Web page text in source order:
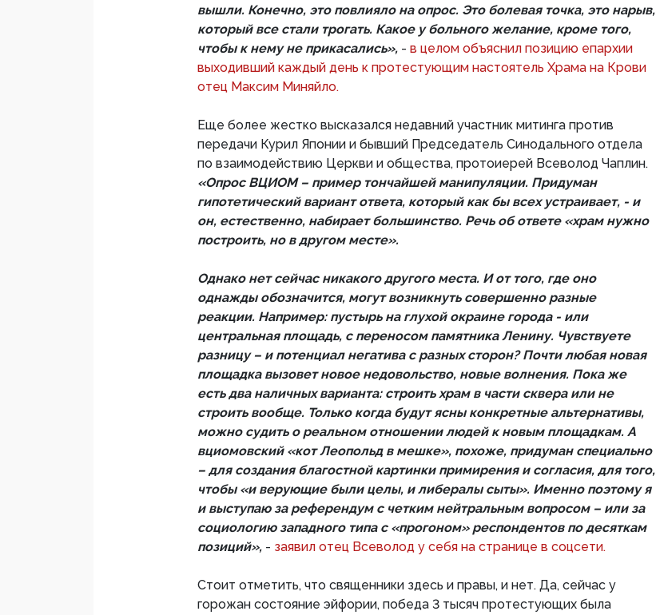
вышли. Конечно, это повлияло на опрос. Это болевая точка, это нарыв,
который все стали трогать. Какое у больного желание, кроме того,
чтобы к нему не прикасались», - в целом объяснил позицию епархии
выходивший каждый день к протестующим настоятель Храма на Крови
отец Максим Миняйло.
Еще более жестко высказался недавний участник митинга против
передачи Курил Японии и бывший Председатель Синодального отдела
по взаимодействию Церкви и общества, протоиерей Всеволод Чаплин.
«Опрос ВЦИОМ – пример тончайшей манипуляции. Придуман
гипотетический вариант ответа, который как бы всех устраивает, - и
он, естественно, набирает большинство. Речь об ответе «храм нужно
построить, но в другом месте».
Однако нет сейчас никакого другого места. И от того, где оно
однажды обозначится, могут возникнуть совершенно разные
реакции. Например: пустырь на глухой окраине города - или
центральная площадь, с переносом памятника Ленину. Чувствуете
разницу – и потенциал негатива с разных сторон? Почти любая новая
площадка вызовет новое недовольство, новые волнения. Пока же
есть два наличных варианта: строить храм в части сквера или не
строить вообще. Только когда будут ясны конкретные альтернативы,
можно судить о реальном отношении людей к новым площадкам. А
вциомовский «кот Леопольд в мешке», похоже, придуман специально
– для создания благостной картинки примирения и согласия, для того,
чтобы «и верующие были целы, и либералы сыты». Именно поэтому я
и выступаю за референдум с четким нейтральным вопросом – или за
социологию западного типа с «прогоном» респондентов по десяткам
позиций», - заявил отец Всеволод у себя на странице в соцсети.
Стоит отметить, что священники здесь и правы, и нет. Да, сейчас у
горожан состояние эйфории, победа 3 тысяч протестующих была